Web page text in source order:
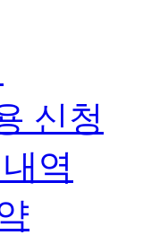
신청
역